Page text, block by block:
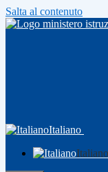
Salta al contenuto
Italiano
Italiano